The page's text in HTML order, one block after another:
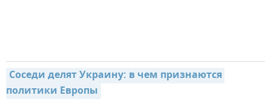
Соседи делят Украину: в чем признаются
политики Европы